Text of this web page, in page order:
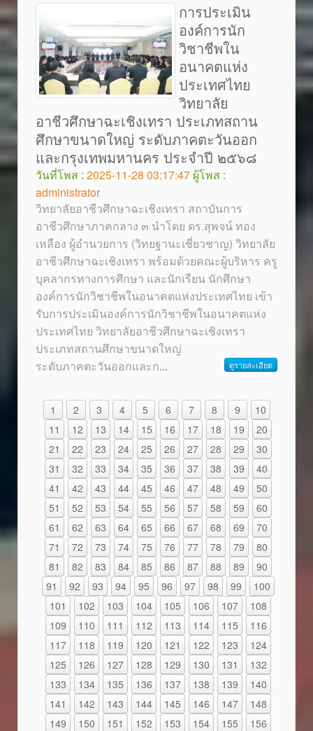
การประเมิน
องค์การนัก
วิชาชีพใน
อนาคตแห่ง
ประเทศไทย
วิทยาลัย
อาชีวศึกษาฉะเชิงเทรา ประเภทสถาน
ศึกษาขนาดใหญ่ ระดับภาคตะวันออก
และกรุงเทพมหานคร ประจำปี ๒๕๖๘
วันที่โพส : 2025-11-28 03:17:47 ผู้โพส :
administrator
วิทยาลัยอาชีวศึกษาฉะเชิงเทรา สถาบันการ
อาชีวศึกษาภาคกลาง ๓ นำโดย ดร.สุพจน์ ทอง
เหลือง ผู้อำนวยการ (วิทยฐานะเชี่ยวชาญ) วิทยาลัย
อาชีวศึกษาฉะเชิงเทรา พร้อมด้วยคณะผู้บริหาร ครู
บุคลากรทางการศึกษา และนักเรียน นักศึกษา
องค์การนักวิชาชีพในอนาคตแห่งประเทศไทย เข้า
รับการประเมินองค์การนักวิชาชีพในอนาคตแห่ง
ประเทศไทย วิทยาลัยอาชีวศึกษาฉะเชิงเทรา
ประเภทสถานศึกษาขนาดใหญ่
ระดับภาคตะวันออกและก... ดูรายละเอียด
1 2 3 4 5 6 7 8 9
10
11
12 13 14 15 16 17 18 19
20
21
22 23 24 25 26 27 28 29
30
31
32 33 34 35 36 37 38 39
40
41
42 43 44 45 46 47 48 49
50
51
52 53 54 55 56 57 58 59
60
61
62 63 64 65 66 67 68 69
70
71
72 73 74 75 76 77 78 79
80
81
82 83 84 85 86 87 88 89
90
91
92 93 94 95 96 97 98 99
100
101
102 103 104 105 106 107
108
109
110 111 112 113 114 115
116
117
118 119 120 121 122 123
124
125
126 127 128 129 130 131
132
133
134 135 136 137 138 139
140
141
142 143 144 145 146 147
148
149
150 151 152 153 154 155
156